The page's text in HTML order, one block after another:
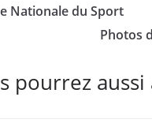
Nationale du Sport
Photos
pourrez